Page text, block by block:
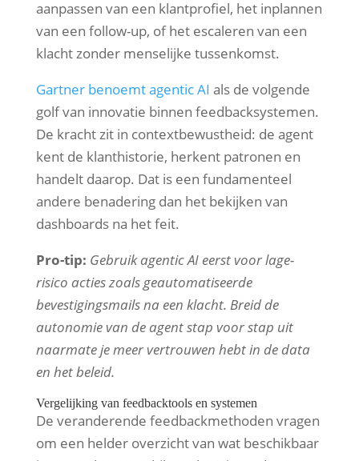
aanpassen van een klantprofiel, het inplannen
van een follow-up, of het escaleren van een
klacht zonder menselijke tussenkomst.
Gartner benoemt agentic AI als de volgende
golf van innovatie binnen feedbacksystemen.
De kracht zit in contextbewustheid: de agent
kent de klanthistorie, herkent patronen en
handelt daarop. Dat is een fundamenteel
andere benadering dan het bekijken van
dashboards na het feit.
Pro-tip: Gebruik agentic AI eerst voor lage-
risico acties zoals geautomatiseerde
bevestigingsmails na een klacht. Breid de
autonomie van de agent stap voor stap uit
naarmate je meer vertrouwen hebt in de data
en het beleid.
Vergelijking van feedbacktools en systemen
De veranderende feedbackmethoden vragen
om een helder overzicht van wat beschikbaar